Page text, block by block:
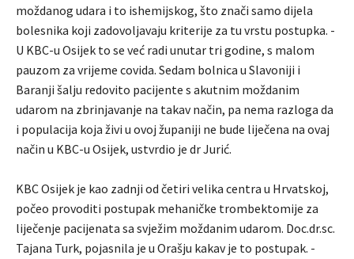
moždanog udara i to ishemijskog, što znači samo dijela
bolesnika koji zadovoljavaju kriterije za tu vrstu postupka. -
U KBC-u Osijek to se već radi unutar tri godine, s malom
pauzom za vrijeme covida. Sedam bolnica u Slavoniji i
Baranji šalju redovito pacijente s akutnim moždanim
udarom na zbrinjavanje na takav način, pa nema razloga da
i populacija koja živi u ovoj županiji ne bude liječena na ovaj
način u KBC-u Osijek, ustvrdio je dr Jurić.
KBC Osijek je kao zadnji od četiri velika centra u Hrvatskoj,
počeo provoditi postupak mehaničke trombektomije za
liječenje pacijenata sa svježim moždanim udarom. Doc.dr.sc.
Tajana Turk, pojasnila je u Orašju kakav je to postupak. -